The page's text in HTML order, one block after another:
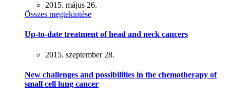
2015. május 26.
Összes megtekintése
Up-to-date treatment of head and neck cancers
2015. szeptember 28.
New challenges and possibilities in the chemotherapy of
small cell lung cancer